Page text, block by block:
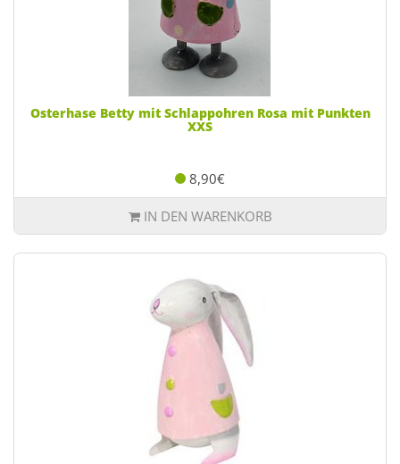
Osterhase Betty mit Schlappohren Rosa mit Punkten
XXS
8,90€
IN DEN WARENKORB